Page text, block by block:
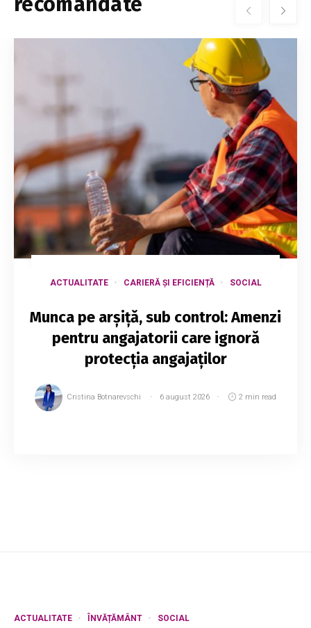
ACTUALITATE CARIERĂ ȘI EFICIENȚĂ SOCIAL
Munca pe arșiță, sub control: Amenzi
pentru angajatorii care ignoră
protecția angajaților
Cristina Botnarevschi 6 august 2026 2 min read
ACTUALITATE ÎNVĂȚĂMÂNT SOCIAL